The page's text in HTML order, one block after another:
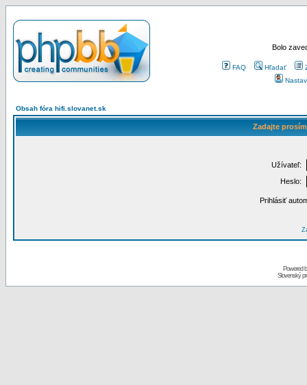
Bolo
FAQ Hľadať
Obsah fóra hifi.slovanet.sk
Zadajte
Užívateľ:
Heslo:
Prihlásiť
Powered
Slovenský